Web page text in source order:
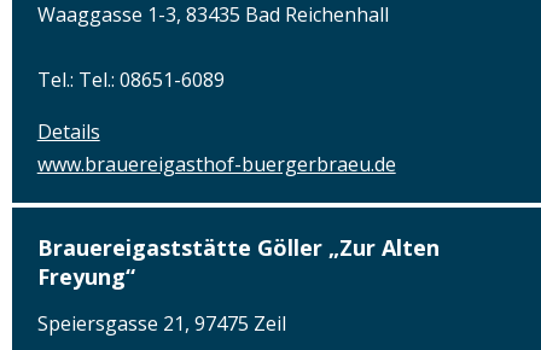
Waaggasse 1-3, 83435 Bad Reichenhall
Tel.: Tel.: 08651-6089
Details
www.brauereigasthof-buergerbraeu.de
Brauereigaststätte Göller „Zur Alten
Freyung“
Speiersgasse 21, 97475 Zeil